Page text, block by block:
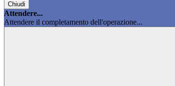
Chiudi
Attendere...
Attendere il completamento dell'operazione...